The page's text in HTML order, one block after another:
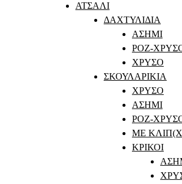
ΑΤΣΑΛΙ
ΔΑΧΤΥΛΙΔΙΑ
ΑΣΗΜΙ
ΡΟΖ-
ΧΡΥΣΟ
ΣΚΟΥΛΑΡΙΚΙΑ
ΧΡΥΣΟ
ΑΣΗΜΙ
ΡΟΖ-
ΜΕ
ΚΡΙΚΟΙ